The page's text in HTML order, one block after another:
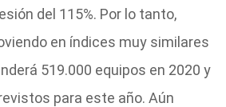
del 115%. Por lo tanto,
en índices muy similares
519.000 equipos en 2020 y
para este año. Aún